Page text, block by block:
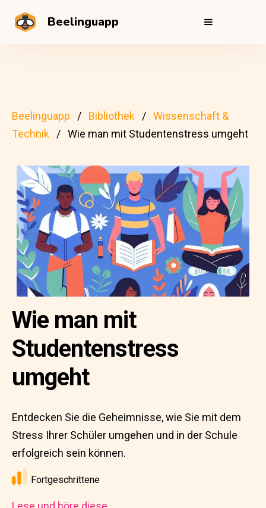
Beelinguapp
Beelinguapp Bibliothek
Wissenschaft &
Technik
Wie man mit Studentenstress umgeht
Wie man mit
Studentenstress
umgeht
Entdecken Sie die Geheimnisse, wie Sie mit dem
Stress Ihrer Schüler umgehen und in der Schule
erfolgreich sein können.
Fortgeschrittene